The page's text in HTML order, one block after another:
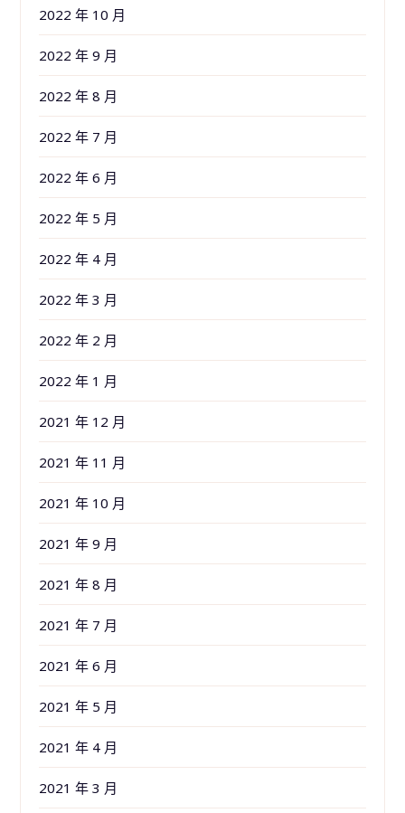
2022 年 10 月
2022 年 9 月
2022 年 8 月
2022 年 7 月
2022 年 6 月
2022 年 5 月
2022 年 4 月
2022 年 3 月
2022 年 2 月
2022 年 1 月
2021 年 12 月
2021 年 11 月
2021 年 10 月
2021 年 9 月
2021 年 8 月
2021 年 7 月
2021 年 6 月
2021 年 5 月
2021 年 4 月
2021 年 3 月